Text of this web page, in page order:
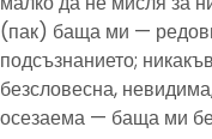
(пак) баща ми —
подсъзнанието;
безсловесна,
осезаема — баща ми